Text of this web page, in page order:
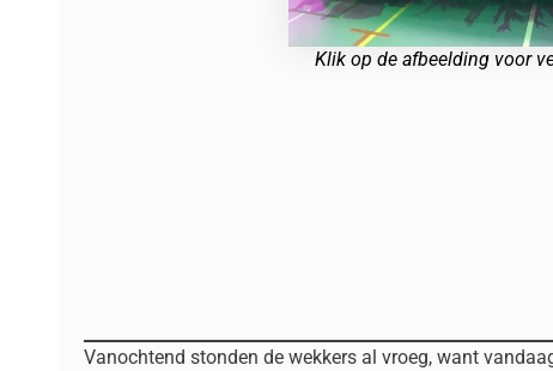
Klik op de afbeelding voor
Vanochtend stonden de wekkers al vroeg, want